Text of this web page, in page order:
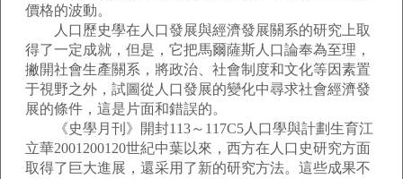
價格的波動。
人口歷史學在人口發展與經濟發展關系的研究上取
得了一定成就，但是，它把馬爾薩斯人口論奉為至理，
撇開社會生產關系，將政治、社會制度和文化等因素置
于視野之外，試圖從人口發展的變化中尋求社會經濟發
展的條件，這是片面和錯誤的。
《史學月刊》開封113～117C5人口學與計劃生育江
立華2001200120世紀中葉以來，西方在人口史研究方面
取得了巨大進展，還采用了新的研究方法。這些成果不